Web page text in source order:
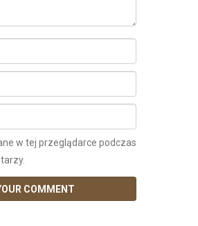
w tej przeglądarce podczas